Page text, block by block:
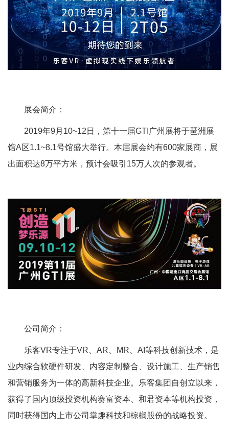
展会简介：
2019年9月10~12日，第十一届GTI广州展将于琶洲展
馆A区1.1~8.1号馆盛大举行。本届展会约有600家展商，展
出面积达8万平方米，预计会吸引15万人次的参观者。
公司简介：
乐客VR专注于VR、AR、MR、AI等科技创新技术，是
业内综合软硬件研发、内容定制整合、设计施工、生产销售
和营销服务为一体的高新科技企业。乐客集团自创立以来，
获得了国内顶级投资机构赛富资本、和君资本等机构投资，
同时获得国内上市公司掌趣科技和棕榈股份的战略投资。